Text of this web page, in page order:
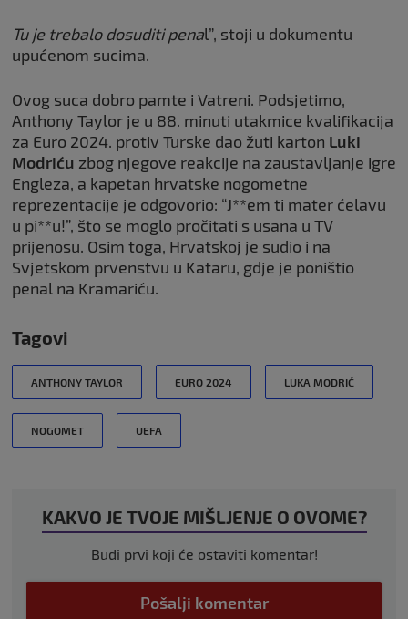
Tu je trebalo dosuditi penal”, stoji u dokumentu
upućenom sucima.
Ovog suca dobro pamte i Vatreni. Podsjetimo,
Anthony Taylor je u 88. minuti utakmice kvalifikacija
za Euro 2024. protiv Turske dao žuti karton Luki
Modriću zbog njegove reakcije na zaustavljanje igre
Engleza, a kapetan hrvatske nogometne
reprezentacije je odgovorio: “J**em ti mater ćelavu
u pi**u!”, što se moglo pročitati s usana u TV
prijenosu. Osim toga, Hrvatskoj je sudio i na
Svjetskom prvenstvu u Kataru, gdje je poništio
penal na Kramariću.
Tagovi
ANTHONY TAYLOR EURO 2024 LUKA MODRIĆ
NOGOMET UEFA
KAKVO JE TVOJE MIŠLJENJE O OVOME?
Budi prvi koji će ostaviti komentar!
Pošalji komentar